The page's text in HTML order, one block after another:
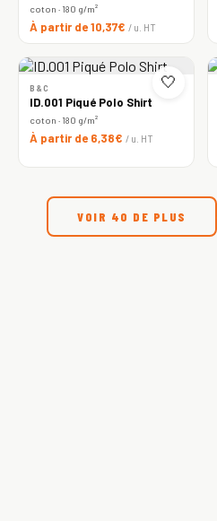
coton · 180 g/m²
À partir de 10,37€ / u. HT
🤍
B&C
ID.001 Piqué Polo Shirt
coton · 180 g/m²
À partir de 6,38€ / u. HT
VOIR 40 DE PLUS